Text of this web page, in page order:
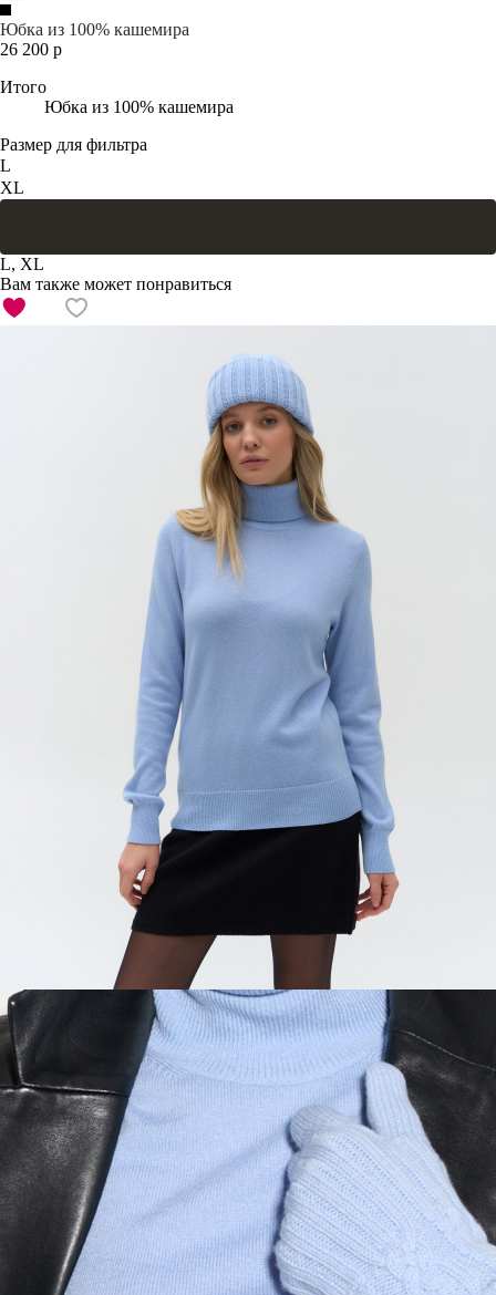
Юбка из 100% кашемира
26 200 р
Итого
Юбка из 100% кашемира
Размер для фильтра
L
XL
L, XL
Вам также может понравиться